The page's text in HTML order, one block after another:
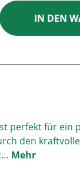
Gib den
IN DEN
perfekt für ein
den
Mehr